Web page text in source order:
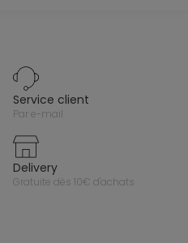
service client
par e-mail
delivery
gratuite dès 10€ d'achats